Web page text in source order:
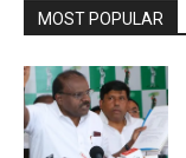
MOST POPULAR